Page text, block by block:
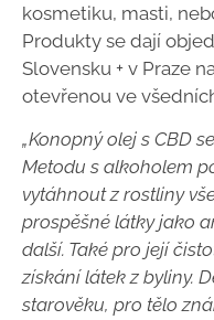
kosmetiku, masti,
Produkty se dají
Slovensku + v Praze
otevřenou ve
„Konopný olej s CBD
Metodu s alkoholem
vytáhnout z rostliny
prospěšné látky jako
další. Také pro její
získání látek z byliny.
starověku, pro tělo